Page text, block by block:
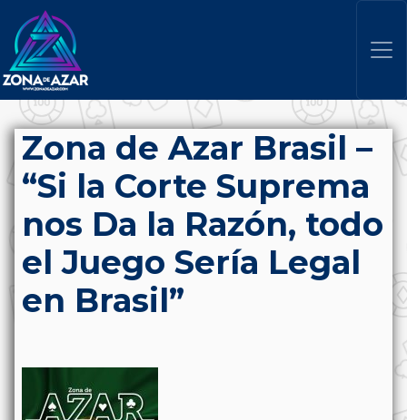
Zona de Azar Brasil –
“Si la Corte Suprema
nos Da la Razón, todo
el Juego Sería Legal
en Brasil”